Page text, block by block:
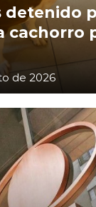
detenido
cachorro
de 2026